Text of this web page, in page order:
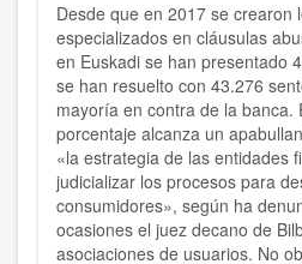
Desde que en 2017 se crearon
especializados en cláusulas
en Euskadi se han presentado
se han resuelto con 43.276
mayoría en contra de la banca.
porcentaje alcanza un
«la estrategia de las entidades
judicializar los procesos para
consumidores», según ha
ocasiones el juez decano de
asociaciones de usuarios. No